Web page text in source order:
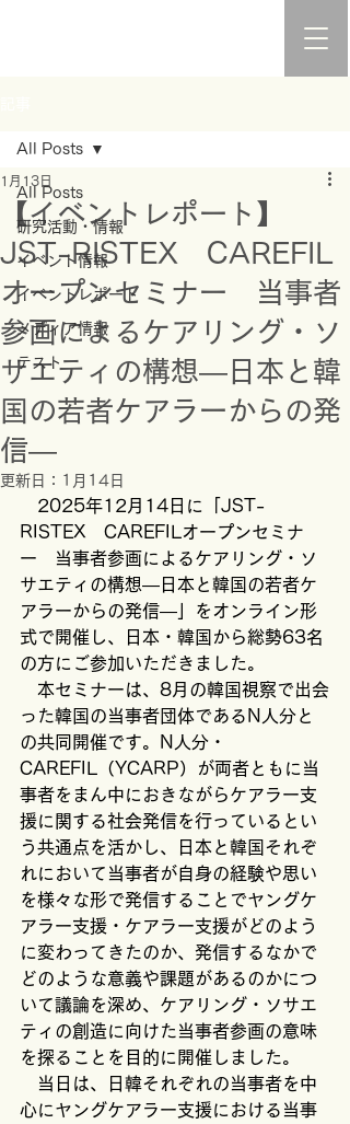
All Posts
研究活動・情報
イベント情報
イベントレポート
メディア情報
テスト
All Posts
【イベントレポート】
JST-RISTEX CAREFIL
オープンセミナー 当事者
参画によるケアリング・ソ
サエティの構想―日本と韓
国の若者ケアラーからの発
信―
1月13日
更新日： 1月14日
2025年12月14日に「JST-
RISTEX　CAREFILオープンセミナ
ー　当事者参画によるケアリング・ソ
サエティの構想―日本と韓国の若者ケ
アラーからの発信―」をオンライン形
式で開催し、日本・韓国から総勢63名
の方にご参加いただきました。
本セミナーは、8月の韓国視察で出会
った韓国の当事者団体であるN人分と
の共同開催です。N人分・
CAREFIL（YCARP）が両者ともに当
事者をまん中におきながらケアラー支
援に関する社会発信を行っているとい
う共通点を活かし、日本と韓国それぞ
れにおいて当事者が自身の経験や思い
を様々な形で発信することでヤングケ
アラー支援・ケアラー支援がどのよう
に変わってきたのか、発信するなかで
どのような意義や課題があるのかにつ
いて議論を深め、ケアリング・ソサエ
ティの創造に向けた当事者参画の意味
を探ることを目的に開催しました。
当日は、日韓それぞれの当事者を中
心にヤングケアラー支援における当事